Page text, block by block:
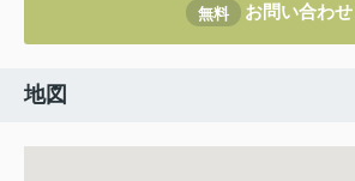
無料 お問い合わせ
地図